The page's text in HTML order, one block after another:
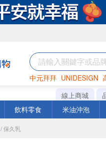
中元拜拜 UNIDESIGN
巧克力 海苔 衛生紙
線上商城
飲料零食 米油沖泡
/ 保久乳